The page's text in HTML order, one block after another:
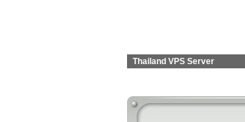
Thailand VPS Server